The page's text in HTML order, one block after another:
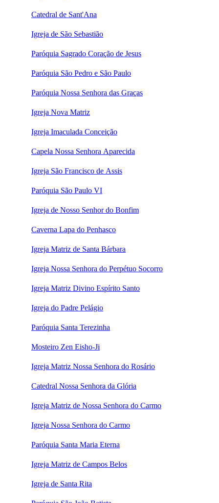
Catedral de Sant'Ana
Igreja de São Sebastião
Paróquia Sagrado Coração de Jesus
Paróquia São Pedro e São Paulo
Paróquia Nossa Senhora das Graças
Igreja Nova Matriz
Igreja Imaculada Conceição
Capela Nossa Senhora Aparecida
Igreja São Francisco de Assis
Paróquia São Paulo VI
Igreja de Nosso Senhor do Bonfim
Caverna Lapa do Penhasco
Igreja Matriz de Santa Bárbara
Igreja Nossa Senhora do Perpétuo Socorro
Igreja Matriz Divino Espírito Santo
Igreja do Padre Pelágio
Paróquia Santa Terezinha
Mosteiro Zen Eisho-Ji
Igreja Matriz Nossa Senhora do Rosário
Catedral Nossa Senhora da Glória
Igreja Matriz de Nossa Senhora do Carmo
Igreja Nossa Senhora do Carmo
Paróquia Santa Maria Eterna
Igreja Matriz de Campos Belos
Igreja de Santa Rita